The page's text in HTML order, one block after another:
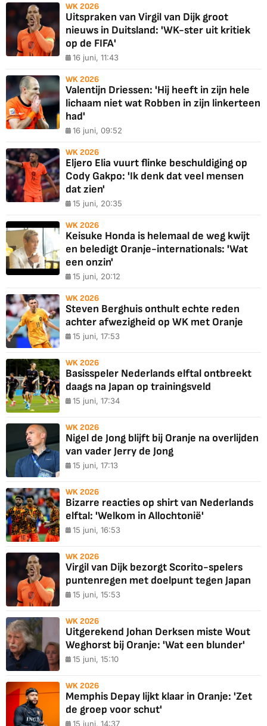
WK 2026
Uitspraken van Virgil van Dijk groot
nieuws in Duitsland: 'WK-ster uit kritiek
op de FIFA'
16 juni, 11:43
WK 2026
Valentijn Driessen: 'Hij heeft in zijn hele
lichaam niet wat Robben in zijn linkerteen
had'
16 juni, 09:52
WK 2026
Eljero Elia vuurt flinke beschuldiging op
Cody Gakpo: 'Ik denk dat veel mensen
dat zien'
15 juni, 20:35
WK 2026
Keisuke Honda is helemaal de weg kwijt
en beledigt Oranje-internationals: 'Wat
een onzin'
15 juni, 20:12
WK 2026
Steven Berghuis onthult echte reden
achter afwezigheid op WK met Oranje
15 juni, 17:53
WK 2026
Basisspeler Nederlands elftal ontbreekt
daags na Japan op trainingsveld
15 juni, 17:34
WK 2026
Nigel de Jong blijft bij Oranje na overlijden
van vader Jerry de Jong
15 juni, 17:13
WK 2026
Bizarre reacties op shirt van Nederlands
elftal: 'Welkom in Allochtonië'
15 juni, 16:53
WK 2026
Virgil van Dijk bezorgt Scorito-spelers
puntenregen met doelpunt tegen Japan
15 juni, 15:53
WK 2026
Uitgerekend Johan Derksen miste Wout
Weghorst bij Oranje: 'Wat een blunder'
15 juni, 15:10
WK 2026
Memphis Depay lijkt klaar in Oranje: 'Zet
de groep voor schut'
15 juni, 14:37